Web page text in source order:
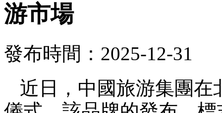
游市場
發布時間：2025-12-31
近日，中國旅游集團在